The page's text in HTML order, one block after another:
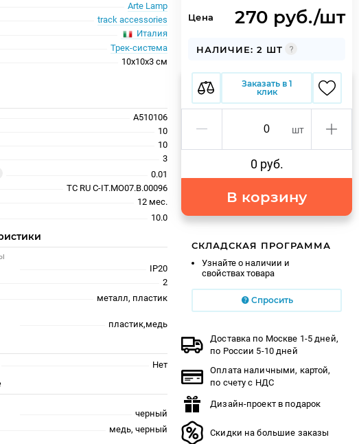
Arte Lamp
track accessories
Италия
Трек-система
10x10x3 см
A510106
10
10
3
0.01
TC RU C-IT.MO07.B.00096
12 мес.
10.0
IP20
2
металл, пластик
пластик,медь
Нет
черный
медь, черный
Цена 270 руб./шт
НАЛИЧИЕ: 2 ШТ
Заказать в 1
клик
шт
0 руб.
В корзину
СКЛАДСКАЯ ПРОГРАММА
Узнайте о наличии и
свойствах товара
Спросить
Доставка по Москве 1-5 дней,
по России 5-10 дней
Оплата наличными, картой,
по счету с НДС
Дизайн-проект в подарок
Скидки на большие заказы